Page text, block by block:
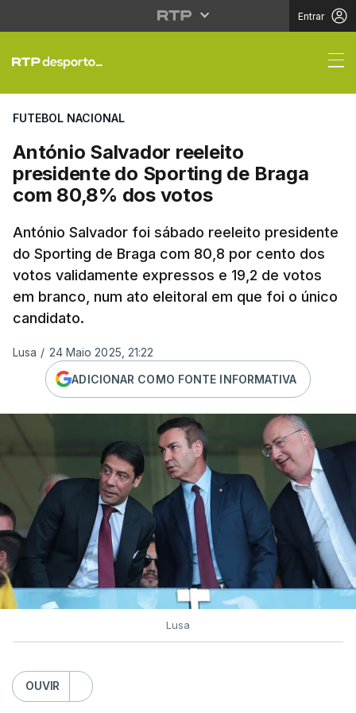
Entrar
António Salvador
FUTEBOL NACIONAL
António Salvador reeleito
presidente do Sporting de Braga
com 80,8% dos votos
António Salvador foi sábado reeleito presidente
do Sporting de Braga com 80,8 por cento dos
votos validamente expressos e 19,2 de votos
em branco, num ato eleitoral em que foi o único
candidato.
Lusa / 24 Maio 2025, 21:22
ADICIONAR COMO FONTE INFORMATIVA
Lusa
OUVIR